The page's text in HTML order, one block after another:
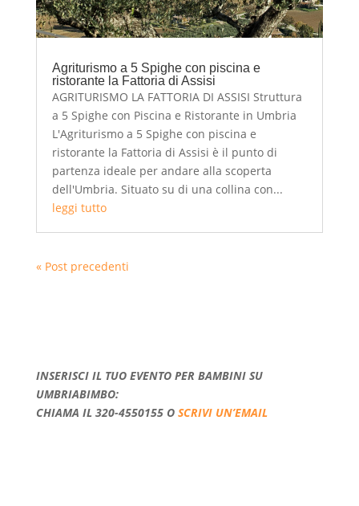
Agriturismo a 5 Spighe con piscina e
ristorante la Fattoria di Assisi
AGRITURISMO LA FATTORIA DI ASSISI Struttura
a 5 Spighe con Piscina e Ristorante in Umbria
L'Agriturismo a 5 Spighe con piscina e
ristorante la Fattoria di Assisi è il punto di
partenza ideale per andare alla scoperta
dell'Umbria. Situato su di una collina con...
leggi tutto
« Post precedenti
INSERISCI IL TUO EVENTO PER BAMBINI SU
UMBRIABIMBO:
CHIAMA IL 320-4550155 O SCRIVI UN’EMAIL